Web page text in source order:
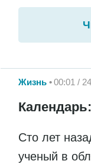
Жизнь 00:01 /
Сто лет
ученый в